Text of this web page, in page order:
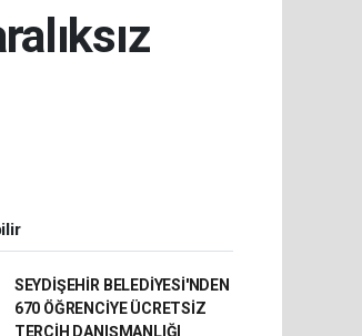
SEYDİŞEHİR BELEDİYESİ'NDEN
670 ÖĞRENCİYE ÜCRETSİZ
TERCİH DANIŞMANLIĞI